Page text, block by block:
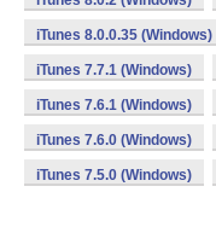
iTunes 8.0.0.35 (Windows)
iTunes 7.7.1 (Windows)
iTunes 7.6.1 (Windows)
iTunes 7.6.0 (Windows)
iTunes 7.5.0 (Windows)